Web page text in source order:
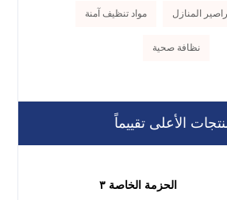
المنازل مواد تنظيف آمنة
نظافة صحية
الأعلى تقييماً
الحزمة الخاصة ٣